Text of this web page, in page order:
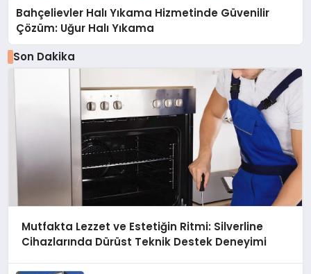
Bahçelievler Halı Yıkama Hizmetinde Güvenilir
Çözüm: Uğur Halı Yıkama
Son Dakika
Mutfakta Lezzet ve Estetiğin Ritmi: Silverline
Cihazlarında Dürüst Teknik Destek Deneyimi